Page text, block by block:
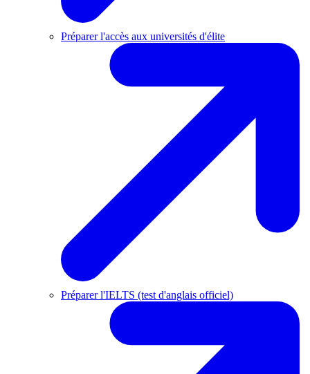
Préparer l'accès aux universités d'élite
Préparer l'IELTS (test d'anglais officiel)